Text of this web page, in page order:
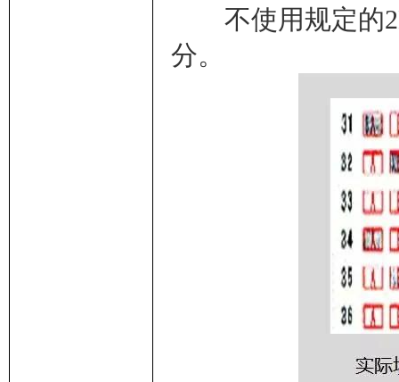
不使用规定的2B
分。